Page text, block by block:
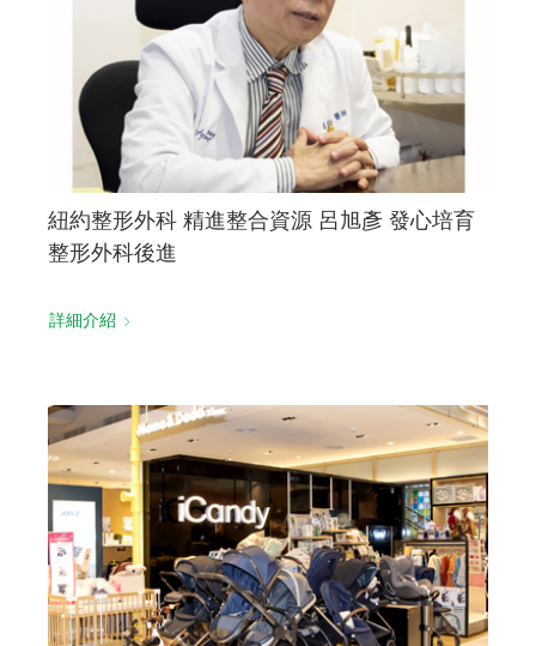
紐約整形外科 精進整合資源 呂旭彥 發心培育
整形外科後進
詳細介紹